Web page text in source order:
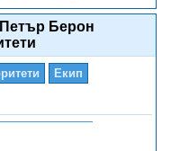
Берон
Екип